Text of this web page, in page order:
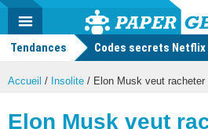
Actu
geek
MENU
Tendances Codes secrets Netflix
Accueil / Insolite / Elon Musk veut racheter
Elon Musk veut
Mode
FacebookTwitter